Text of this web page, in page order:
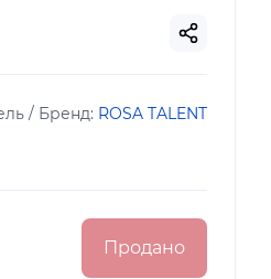
/ Бренд: ROSA TALENT
Продано